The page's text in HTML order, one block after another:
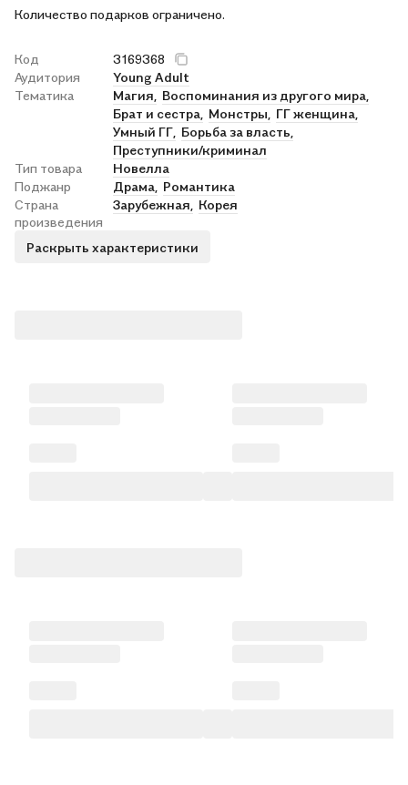
Количество подарков ограничено.
Код
3169368
Аудитория
Young Adult
Тематика
Магия,
Воспоминания из другого мира,
Брат и сестра, Монстры,
ГГ женщина,
Умный ГГ, Борьба за власть,
Преступники/криминал
Тип товара
Новелла
Поджанр
Драма, Романтика
Страна
произведения
Зарубежная, Корея
Раскрыть характеристики